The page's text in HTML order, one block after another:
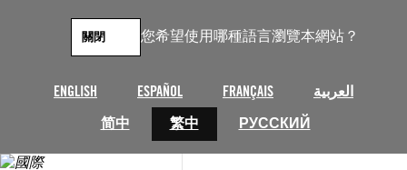
您希望使用哪種語言瀏覽本網站？
ENGLISH ESPAÑOL FRANÇAIS
العربية
简中
繁中 РУССКИЙ
關閉